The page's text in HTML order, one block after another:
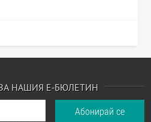
НАШИЯ Е-БЮЛЕТИН